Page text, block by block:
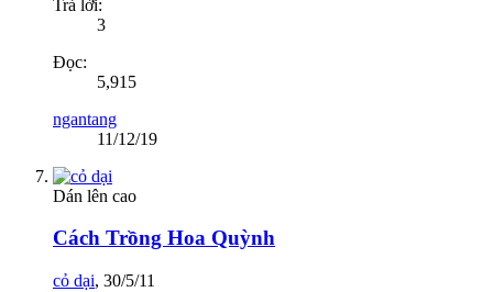
Trả lời:
3
Đọc:
5,915
ngantang
11/12/19
Dán lên cao
Cách Trồng Hoa Quỳnh
cỏ dại, 30/5/11